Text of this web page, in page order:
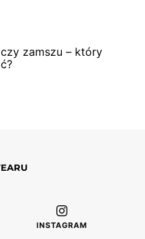
zamszu – który
INSTAGRAM